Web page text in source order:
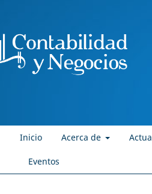
Inicio Acerca de
Eventos